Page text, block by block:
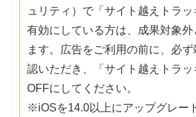
ュリティ）で「サイト越えトラ
有効にしている方は、成果対象外
ます。広告をご利用の前に、必
認いただき、「サイト越えトラ
OFFにしてください。
※iOSを14.0以上にアップグレー